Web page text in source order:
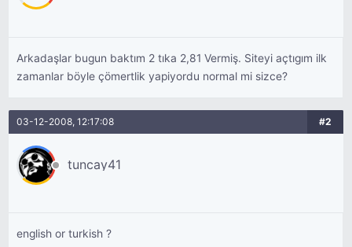
Arkadaşlar bugun baktım 2 tıka 2,81 Vermiş. Siteyi açtıgım ilk
zamanlar böyle çömertlik yapiyordu normal mi sizce?
03-12-2008, 12:17:08 #2
tuncay41
english or turkish ?